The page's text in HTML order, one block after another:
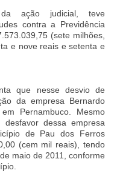
ação judicial, teve
contra a Previdência
(sete milhões,
e nove reais e setenta e
que nesse desvio de
da empresa Bernardo
Pernambuco. Mesmo
dessa empresa
de Pau dos Ferros
(cem mil reais), tendo
maio de 2011, conforme